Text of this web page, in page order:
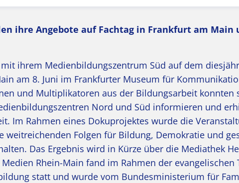
ihre Angebote auf Fachtag in Frankfurt am Main
ihrem Medienbildungszentrum Süd auf dem
am 8. Juni im Frankfurter Museum für
und Multiplikatoren aus der Bildungsarbeit konnten
Nord und Süd informieren und
Im Rahmen eines Dokuprojektes wurde die
weitreichenden Folgen für Bildung, Demokratie und
Das Ergebnis wird in Kürze über die Mediathek
Rhein-Main fand im Rahmen der
statt und wurde vom Bundesministerium für